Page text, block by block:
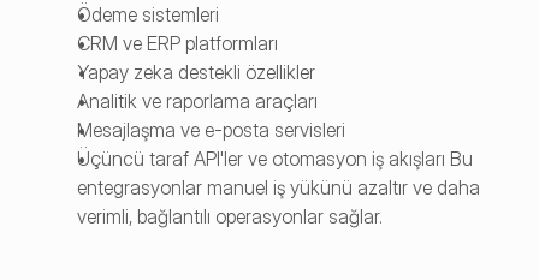
Ödeme sistemleri
CRM ve ERP platformları
Yapay zeka destekli özellikler
Analitik ve raporlama araçları
Mesajlaşma ve e-posta servisleri
Üçüncü taraf API'ler ve otomasyon iş akışları Bu
entegrasyonlar manuel iş yükünü azaltır ve daha
verimli, bağlantılı operasyonlar sağlar.